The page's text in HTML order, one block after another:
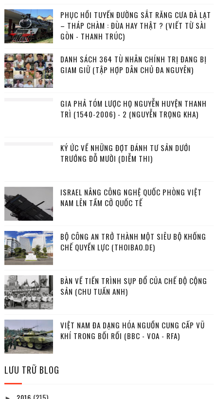
PHỤC HỒI TUYẾN ĐƯỜNG SẮT RĂNG CƯA ĐÀ LẠT
– THÁP CHÀM : ĐÙA HAY THẬT ? (VIẾT TỪ SÀI
GÒN - THANH TRÚC)
DANH SÁCH 364 TÙ NHÂN CHÍNH TRỊ ĐANG BỊ
GIAM GIỮ (TẬP HỢP DÂN CHỦ ĐA NGUYÊN)
GIA PHẢ TÓM LƯỢC HỌ NGUYỄN HUYỆN THANH
TRÌ (1540-2006) - 2 (NGUYỄN TRỌNG KHA)
KÝ ỨC VỀ NHỮNG ĐỢT ĐÁNH TƯ SẢN DƯỚI
TRƯỚNG ĐỖ MƯỜI (DIỄM THI)
ISRAEL NÂNG CÔNG NGHỆ QUỐC PHÒNG VIỆT
NAM LÊN TẦM CỠ QUỐC TẾ
BỘ CÔNG AN TRỞ THÀNH MỘT SIÊU BỘ KHỐNG
CHẾ QUYỀN LỰC (THOIBAO.DE)
BÀN VỀ TIẾN TRÌNH SỤP ĐỔ CỦA CHẾ ĐỘ CỘNG
SẢN (CHU TUẤN ANH)
VIỆT NAM ĐA DẠNG HÓA NGUỒN CUNG CẤP VŨ
KHÍ TRONG BỐI RỐI (BBC - VOA - RFA)
LƯU TRỮ BLOG